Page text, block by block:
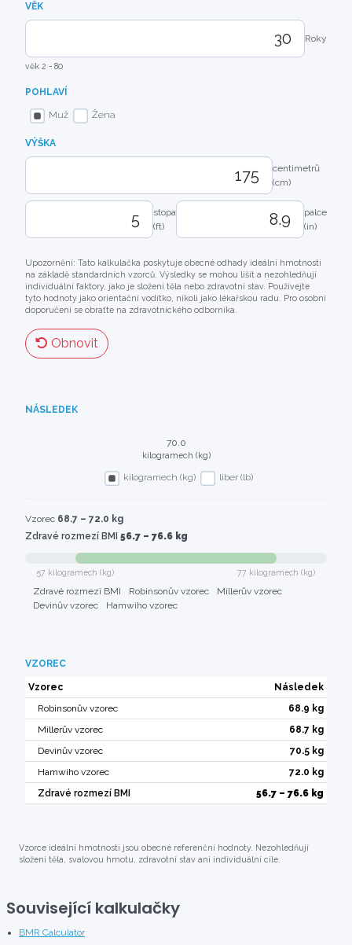
VĚK
Roky
věk 2 - 80
POHLAVÍ
Muž Žena
VÝŠKA
centimetrů
(cm)
stopa
(ft)
palce
(in)
Upozornění: Tato kalkulačka poskytuje obecné odhady ideální hmotnosti
na základě standardních vzorců. Výsledky se mohou lišit a nezohledňují
individuální faktory, jako je složení těla nebo zdravotní stav. Používejte
tyto hodnoty jako orientační vodítko, nikoli jako lékařskou radu. Pro osobní
doporučení se obraťte na zdravotnického odborníka.
Obnovit
NÁSLEDEK
70.0
kilogramech (kg)
kilogramech (kg) liber (lb)
Vzorec 68.7 – 72.0 kg
Zdravé rozmezí BMI 56.7 – 76.6 kg
57 kilogramech (kg) 77 kilogramech (kg)
Zdravé rozmezí BMI Robinsonův vzorec
Millerův vzorec
Devinův vzorec
Hamwiho vzorec
VZOREC
Vzorec
Následek
Robinsonův vzorec
68.9 kg
Millerův vzorec
68.7 kg
Devinův vzorec
70.5 kg
Hamwiho vzorec
72.0 kg
Zdravé rozmezí BMI
56.7 – 76.6 kg
Vzorce ideální hmotnosti jsou obecné referenční hodnoty. Nezohledňují
složení těla, svalovou hmotu, zdravotní stav ani individuální cíle.
Související kalkulačky
BMR Calculator